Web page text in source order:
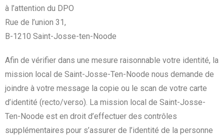
à l’attention du DPO
Rue de l’union 31,
B-1210 Saint-Josse-ten-Noode
Afin de vérifier dans une mesure raisonnable votre identité, la
mission local de Saint-Josse-Ten-Noode nous demande de
joindre à votre message la copie ou le scan de votre carte
d’identité (recto/verso). La mission local de Saint-Josse-
Ten-Noode est en droit d’effectuer des contrôles
supplémentaires pour s’assurer de l’identité de la personne